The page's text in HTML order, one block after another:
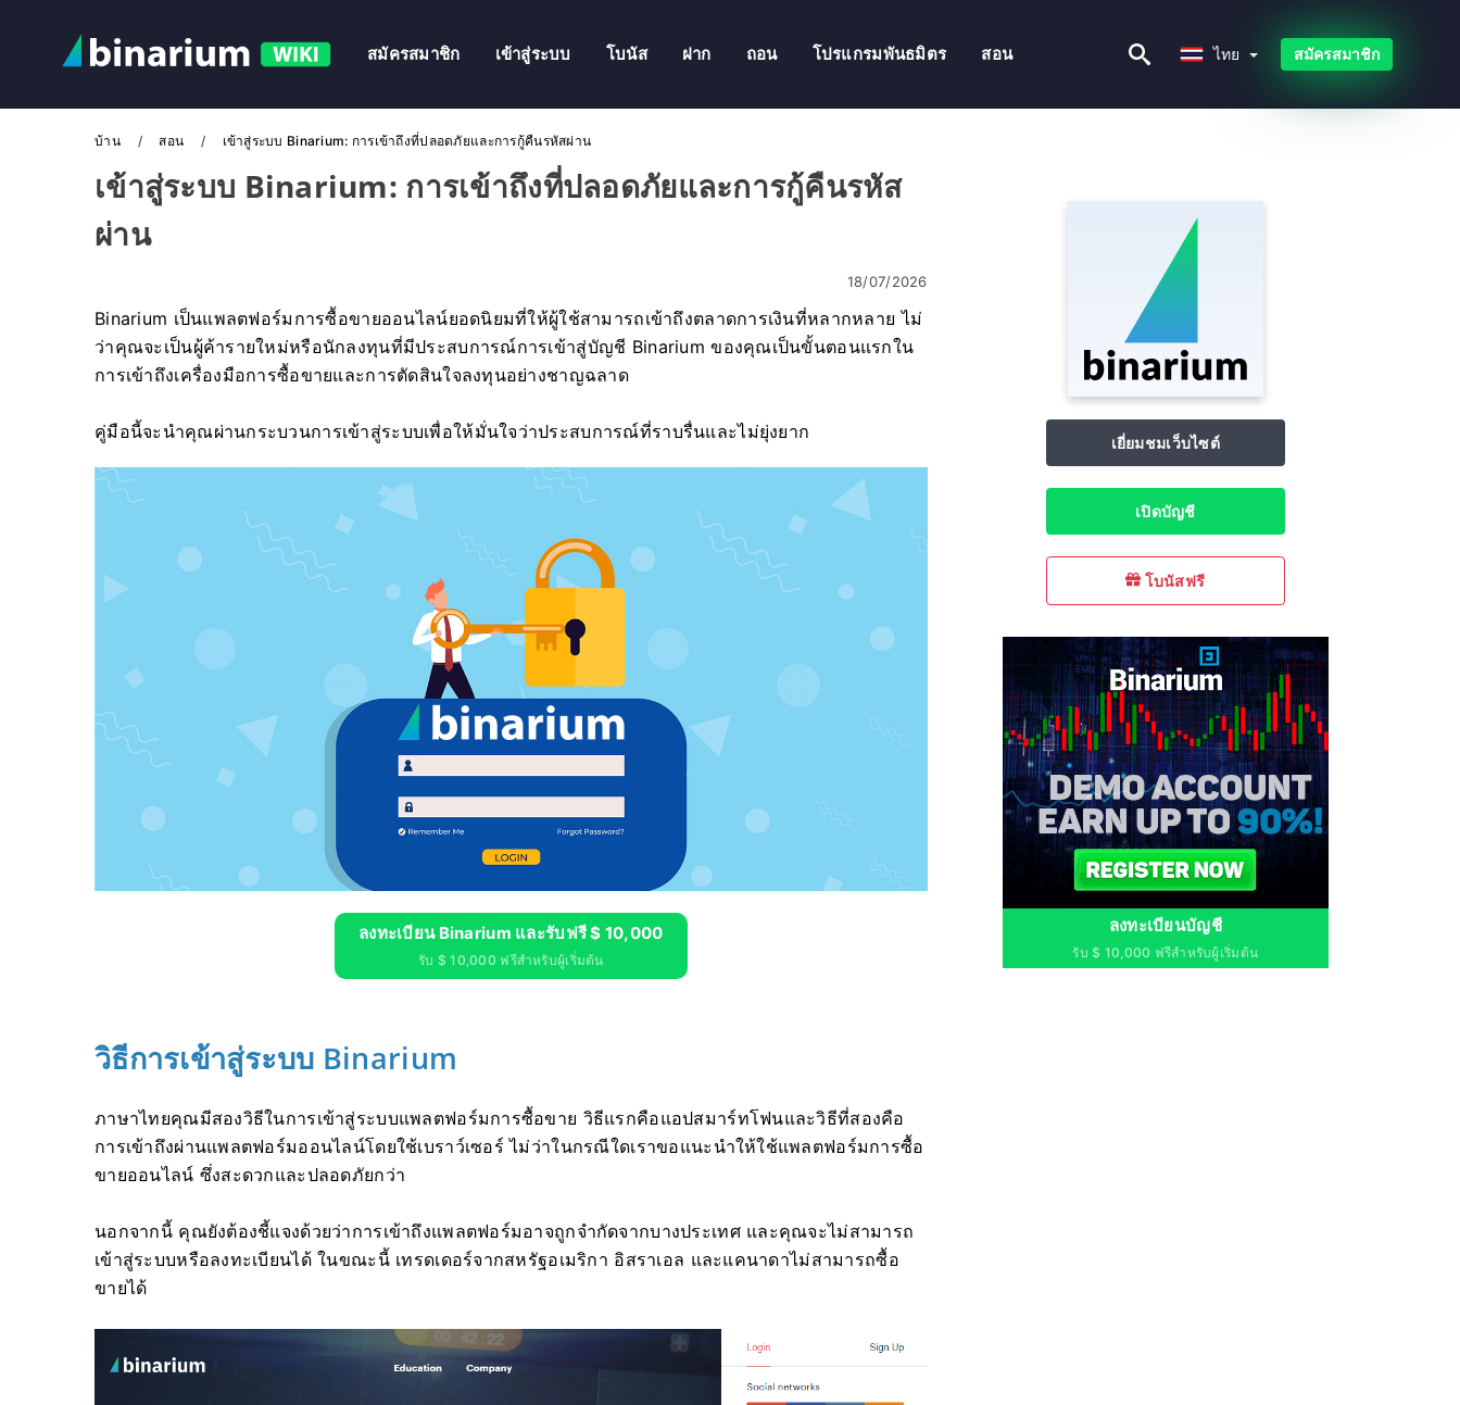
สมัครสมาชิก เข้าสู่ระบบ โบนัส ฝาก ถอน โปรแกรมพันธมิตร สอน ไทย สมัครสมาชิก
บ้าน สอน เข้าสู่ระบบ Binarium: การเข้าถึงที่ปลอดภัยและการกู้คืนรหัสผ่าน
เข้าสู่ระบบ Binarium: การเข้าถึงที่ปลอดภัยและการกู้คืนรหัส
ผ่าน
18/07/2026
Binarium เป็นแพลตฟอร์มการซื้อขายออนไลน์ยอดนิยมที่ให้ผู้ใช้สามารถเข้าถึงตลาดการเงินที่หลากหลาย ไม่
ว่าคุณจะเป็นผู้ค้ารายใหม่หรือนักลงทุนที่มีประสบการณ์การเข้าสู่บัญชี Binarium ของคุณเป็นขั้นตอนแรกใน
การเข้าถึงเครื่องมือการซื้อขายและการตัดสินใจลงทุนอย่างชาญฉลาด
คู่มือนี้จะนำคุณผ่านกระบวนการเข้าสู่ระบบเพื่อให้มั่นใจว่าประสบการณ์ที่ราบรื่นและไม่ยุ่งยาก
ลงทะเบียน Binarium และรับฟรี $ 10,000
รับ $ 10,000 ฟรีสำหรับผู้เริ่มต้น
วิธีการเข้าสู่ระบบ Binarium
ภาษาไทยคุณมีสองวิธีในการเข้าสู่ระบบแพลตฟอร์มการซื้อขาย วิธีแรกคือแอปสมาร์ทโฟนและวิธีที่สองคือ
การเข้าถึงผ่านแพลตฟอร์มออนไลน์โดยใช้เบราว์เซอร์ ไม่ว่าในกรณีใดเราขอแนะนำให้ใช้แพลตฟอร์มการซื้อ
ขายออนไลน์ ซึ่งสะดวกและปลอดภัยกว่า
นอกจากนี้ คุณยังต้องชี้แจงด้วยว่าการเข้าถึงแพลตฟอร์มอาจถูกจำกัดจากบางประเทศ และคุณจะไม่สามารถ
เข้าสู่ระบบหรือลงทะเบียนได้ ในขณะนี้ เทรดเดอร์จากสหรัฐอเมริกา อิสราเอล และแคนาดาไม่สามารถซื้อ
ขายได้
เยี่ยมชมเว็บไซต์
เปิดบัญชี
โบนัสฟรี
ลงทะเบียนบัญชี
รับ $ 10,000 ฟรีสำหรับผู้เริ่มต้น